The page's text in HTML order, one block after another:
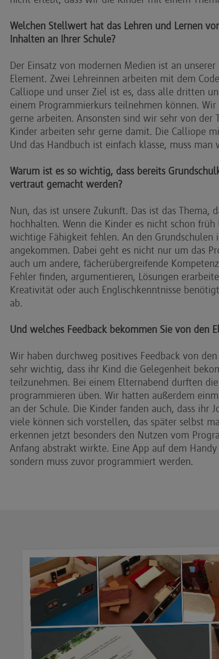
Welchen Stellwert hat das Lehren und Lernen
Inhalten an Ihrer Schule?
Der Einsatz von modernen Medien ist an
Element. Zwei Lehreinnen arbeiten mit dem
Calliope und unser Ziel ist es, dass alle dritten
einem Programmierkurs teilnehmen können.
gerne arbeiten. Ansonsten sind wir sehr von der
Kinder arbeiten sehr gerne damit. Die Calliope
Und das Handbuch ist einfach klasse, muss
Warum ist es so wichtig, dass bereits
vertraut gemacht werden?
Nun, das ist unsere Zukunft. Das ist das Thema,
hochhalten. Wenn die Kinder es nicht schon
wichtige Fähigkeit fehlen. An den
angekommen. Dabei geht es nicht nur um das
auch um andere, fächerübergreifende
Fehler finden, argumentieren, Lösungen
Kreativität oder auch Englischkenntnisse
ab.
Und welches Feedback bekommen Sie von den
Wir haben durchweg positives Feedback von
sehr wichtig, dass ihr Kind die Gelegenheit
teilzunehmen. Bei einem Elternabend durften
programmieren üben. Wir hatten außerdem
an der Schule. Die Kinder fanden auch, dass ihr
viele können sich vorstellen, das später selbst
erkennen jetzt besonders den Nutzen vom
Anfang abstrakt wirkte. Eine App auf dem
sondern muss zuvor programmiert werden.